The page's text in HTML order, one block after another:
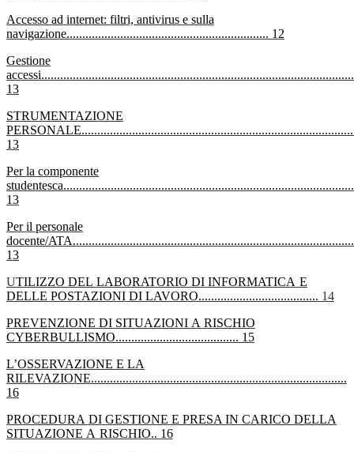
Accesso ad internet: filtri, antivirus e sulla
navigazione................................................................ 12
Gestione
accessi
13
STRUMENTAZIONE
PERSONALE
13
Per la componente
studentesca
13
Per il personale
docente/ATA
13
UTILIZZO DEL LABORATORIO DI INFORMATICA E
DELLE POSTAZIONI DI LAVORO...................................... 14
PREVENZIONE DI SITUAZIONI A RISCHIO
CYBERBULLISMO....................................... 15
L’OSSERVAZIONE E LA
RILEVAZIONE.................................................................................
16
PROCEDURA DI GESTIONE E PRESA IN CARICO DELLA
SITUAZIONE A RISCHIO.. 16